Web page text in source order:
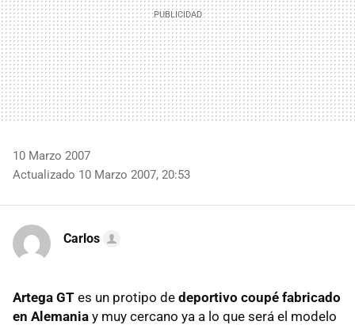
10 Marzo 2007
Actualizado 10 Marzo 2007, 20:53
Carlos
Artega GT es un protipo de deportivo coupé fabricado
en Alemania y muy cercano ya a lo que será el modelo